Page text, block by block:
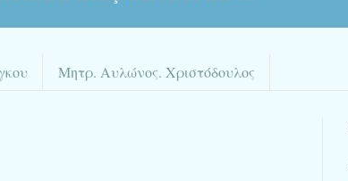
Μητρ. Αυλώνος. Χριστόδουλος